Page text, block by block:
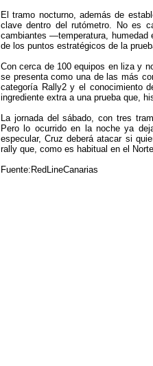
El tramo nocturno, además de
clave dentro del rutómetro. No es
cambiantes —temperatura,
de los puntos estratégicos de la
Con cerca de 100 equipos en liza y
se presenta como una de las más
categoría Rally2 y el conocimiento
ingrediente extra a una prueba que,
La jornada del sábado, con tres
Pero lo ocurrido en la noche ya
especular, Cruz deberá atacar si
rally que, como es habitual en el
Fuente:RedLineCanarias